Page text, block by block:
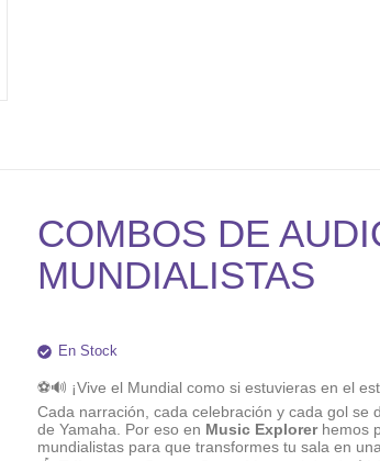
COMBOS DE
MUNDIALISTAS
En Stock
⚽🔊 ¡Vive el Mundial como si estuvieras en el
Cada narración, cada celebración y cada gol se
de Yamaha. Por eso en Music Explorerhemos
mundialistas para que transformes tu sala en